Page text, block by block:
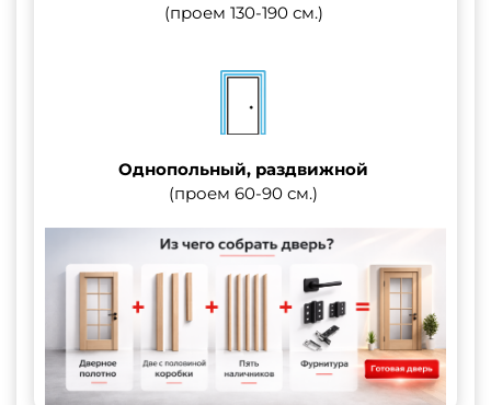
(проем 130-190 см.)
Однопольный, раздвижной
(проем 60-90 см.)